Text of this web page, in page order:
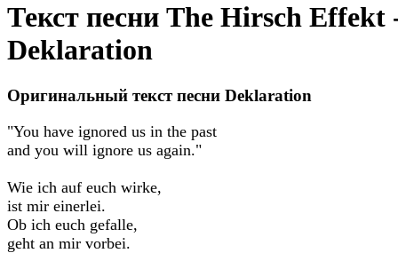
Текст песни The Hirsch Effekt
Deklaration
Оригинальный текст песни Deklaration
"You have ignored us in the past
and you will ignore us again."
Wie ich auf euch wirke,
ist mir einerlei.
Ob ich euch gefalle,
geht an mir vorbei.